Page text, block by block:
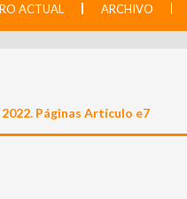
ACTUAL ARCHIVO
2022. Páginas Artículo e7